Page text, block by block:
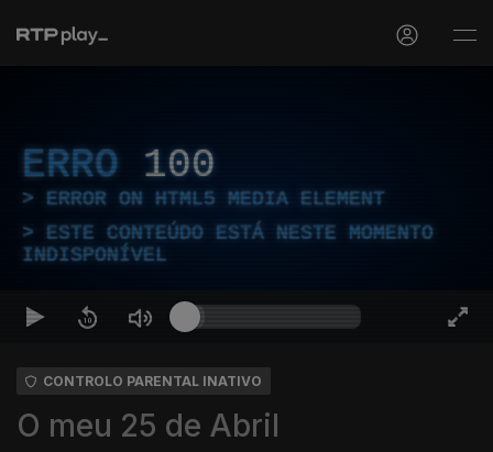
ERRO 100
ERROR ON HTML5 MEDIA ELEMENT
ESTE CONTEÚDO ESTÁ NESTE MOMENTO
INDISPONÍVEL
CONTROLO PARENTAL INATIVO
O meu 25 de Abril